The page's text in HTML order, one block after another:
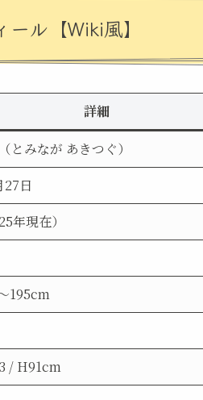
ル【Wiki風】
詳細
とみなが あきつぐ）
27日
年現在）
195cm
/ H91cm